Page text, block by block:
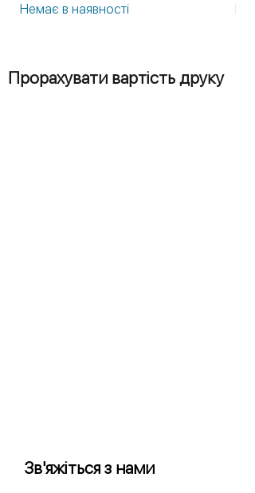
Немає в наявності
Прорахувати вартість друку
Зв'яжіться з нами